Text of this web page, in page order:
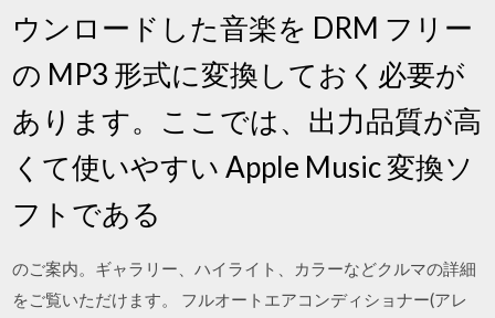
ウンロードした音楽を DRM フリー
の MP3 形式に変換しておく必要が
あります。ここでは、出力品質が高
くて使いやすい Apple Music 変換ソ
フトである
のご案内。ギャラリー、ハイライト、カラーなどクルマの詳細
をご覧いただけます。 フルオートエアコンディショナー(アレ